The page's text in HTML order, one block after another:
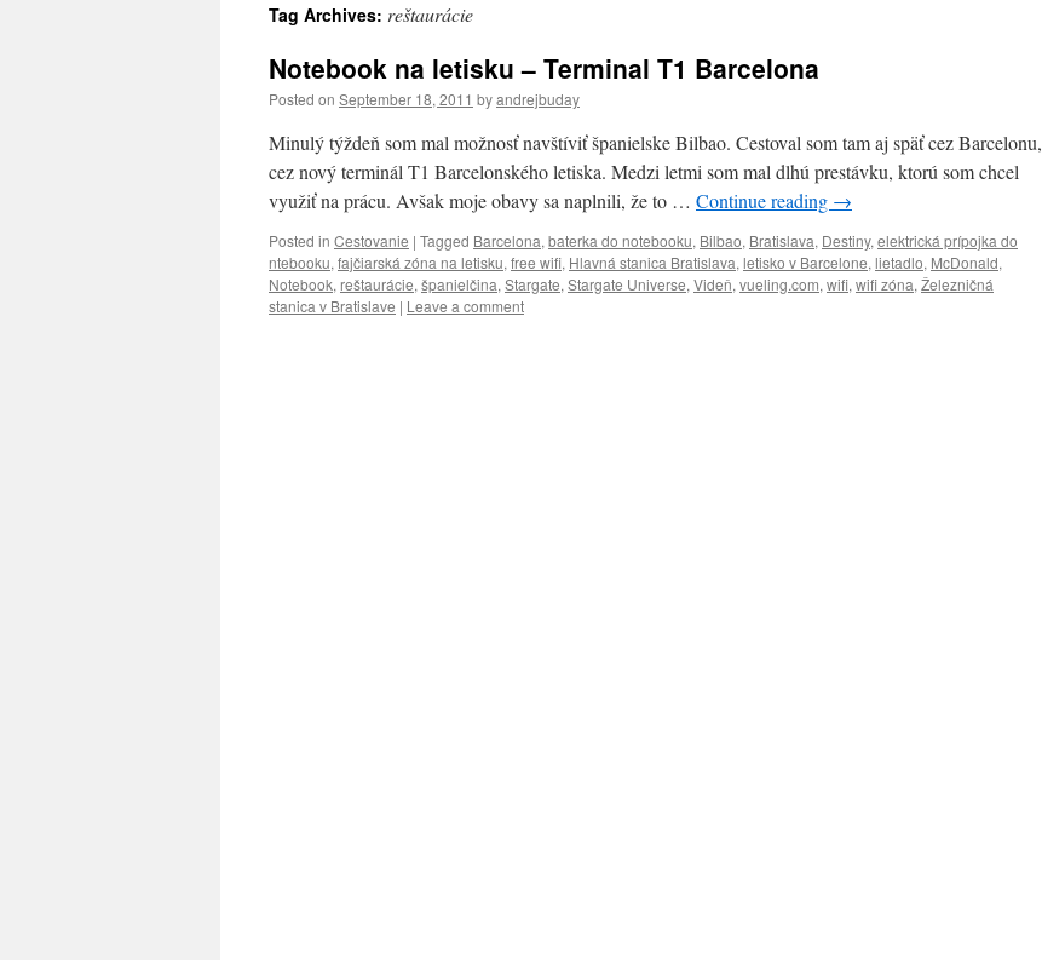
content
Tag Archives: reštaurácie
Notebook na letisku – Terminal T1 Barcelona
Posted on September 18, 2011 byandrejbuday
Minulý týždeň som mal možnosť navštíviť španielske Bilbao. Cestoval som tam aj späť cez Barcelonu,
cez nový terminál T1 Barcelonského letiska. Medzi letmi som mal dlhú prestávku, ktorú som chcel
využiť na prácu. Avšak moje obavy sa naplnili, že to … Continue reading →
Posted in Cestovanie | Tagged Barcelona, baterka do notebooku, Bilbao, Bratislava, Destiny, elektrická prípojka do
ntebooku, fajčiarská zóna na letisku, free wifi, Hlavná stanica Bratislava, letisko v Barcelone, lietadlo, McDonald,
Notebook, reštaurácie, španielčina, Stargate, Stargate Universe, Videň, vueling.com, wifi, wifi zóna, Železničná
stanica v Bratislave | Leave a comment